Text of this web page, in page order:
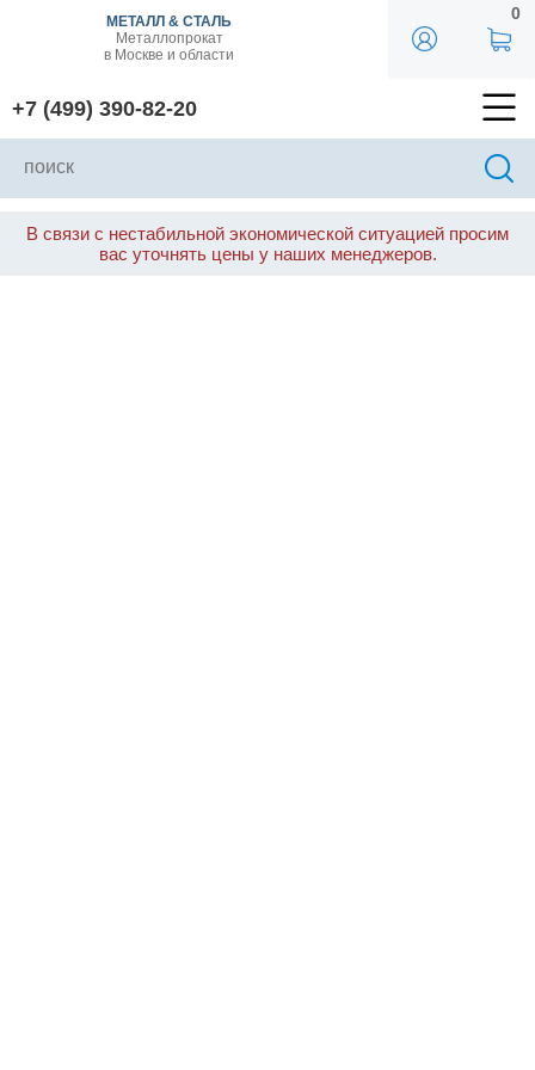
МЕТАЛЛ & СТАЛЬ
Металлопрокат
в Москве и области
+7 (499) 390-82-20
0
В связи с нестабильной экономической ситуацией просим
вас уточнять цены у наших менеджеров.